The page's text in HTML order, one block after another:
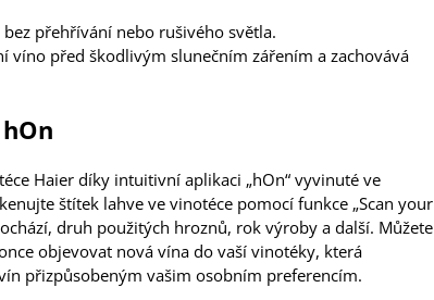
přehřívání nebo rušivého světla.
víno před škodlivým slunečním zářením a zachovává
Haier díky intuitivní aplikaci „hOn“ vyvinuté ve
štítek lahve ve vinotéce pomocí funkce „Scan your
druh použitých hroznů, rok výroby a další. Můžete
objevovat nová vína do vaší vinotéky, která
přizpůsobeným vašim osobním preferencím.